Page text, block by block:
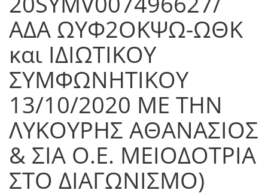
AΔΑ ΩΥΦ2ΟΚΨΩ-ΩΘΚ
και ΙΔΙΩΤΙΚΟΥ
ΣΥΜΦΩΝΗΤΙΚΟΥ
13/10/2020 ΜΕ ΤΗΝ
ΛΥΚΟΥΡΗΣ ΑΘΑΝΑΣΙΟΣ
& ΣΙΑ Ο.Ε. ΜΕΙΟΔΟΤΡΙΑ
ΣΤΟ ΔΙΑΓΩΝΙΣΜΟ)